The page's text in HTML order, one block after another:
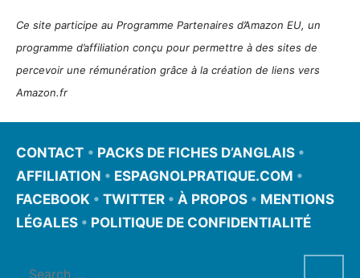
Ce site participe au Programme Partenaires d’Amazon EU, un
programme d’affiliation conçu pour permettre à des sites de
percevoir une rémunération grâce à la création de liens vers
Amazon.fr
CONTACT • PACKS DE FICHES D’ANGLAIS •
AFFILIATION • ESPAGNOLPRATIQUE.COM •
FACEBOOK • TWITTER • À PROPOS • MENTIONS
LÉGALES • POLITIQUE DE CONFIDENTIALITÉ